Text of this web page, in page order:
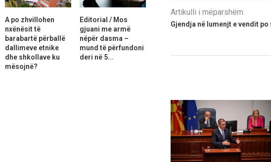
Artikulli i mëparshëm
Gjendja në lumenjt e vendit
A po zhvillohen
nxënësit të
barabartë përballë
dallimeve etnike
dhe shkollave ku
mësojnë?
Editorial / Mos
gjuani me armë
nëpër dasma –
mund të përfundoni
deri në 5...